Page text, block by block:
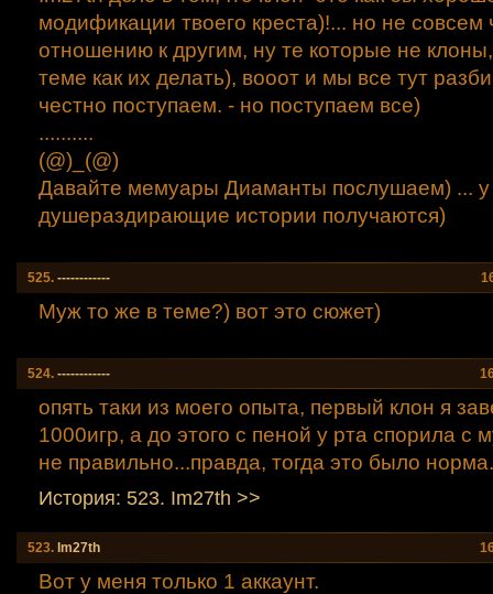
модификации твоего креста)!... но не совсем
отношению к другим, ну те которые не
теме как их делать), вооот и мы все тут
честно поступаем. - но поступаем все)
..........
(@)_(@)
Давайте мемуары Диаманты послушаем) ...
душераздирающие истории получаются)
525. ------------
Муж то же в теме?) вот это сюжет)
524. ------------
опять таки из моего опыта, первый клон я
1000игр, а до этого с пеной у рта спорила с
не правильно...правда, тогда это было
История: 523. Im27th >>
523. Im27th
Вот у меня только 1 аккаунт.